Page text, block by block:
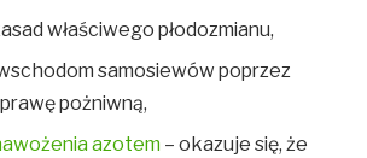
właściwego płodozmianu,
samosiewów poprzez
pożniwną,
azotem – okazuje się, że